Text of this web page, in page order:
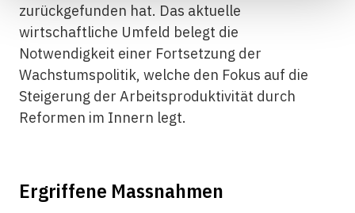
zurückgefunden hat. Das aktuelle
wirtschaftliche Umfeld belegt die
Notwendigkeit einer Fortsetzung der
Wachstumspolitik, welche den Fokus auf die
Steigerung der Arbeitsproduktivität durch
Reformen im Innern legt.
Ergriffene Massnahmen